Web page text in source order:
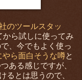
のツールスタッ
から試しに使ってみ
、今でもよく使っ
やら面白そうな噂と
ある感じですが、
るとは思うので、